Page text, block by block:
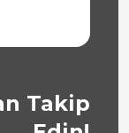
Takip